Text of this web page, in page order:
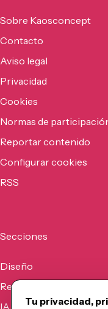
Sobre Kaosconcept
Contacto
Aviso legal
Privacidad
Cookies
Normas de
Reportar contenido
Configurar cookies
RSS
Secciones
Diseño
Recursos
IA
Tu privacidad,